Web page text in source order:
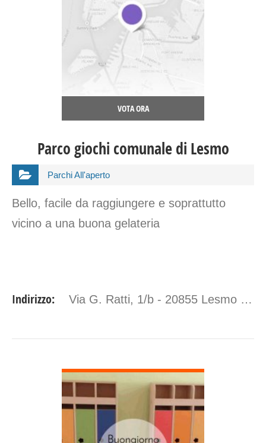
VOTA ORA
Parco giochi comunale di Lesmo
Parchi All'aperto
Bello, facile da raggiungere e soprattutto
vicino a una buona gelateria
Indirizzo: Via G. Ratti, 1/b - 20855 Lesmo (MB)